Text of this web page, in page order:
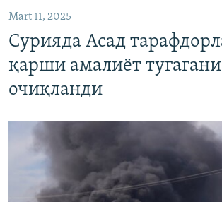
Mart 11, 2025
Сурияда Асад
қарши амалиёт тугагани
очиқланди